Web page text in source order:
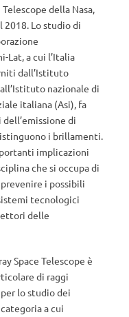
della Nasa,
2018. Lo studio di
Lat, a cui l’Italia
dall’Istituto
nazionale di
italiana (Asi), fa
di
i brillamenti.
implicazioni
che si occupa di
i possibili
tecnologici
delle
Space Telescope è
di raggi
lo studio dei
a cui